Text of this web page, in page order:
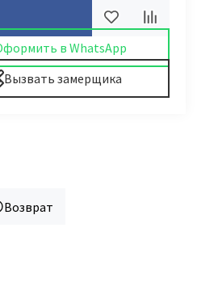
в WhatsApp
Вызвать замерщика
Возврат